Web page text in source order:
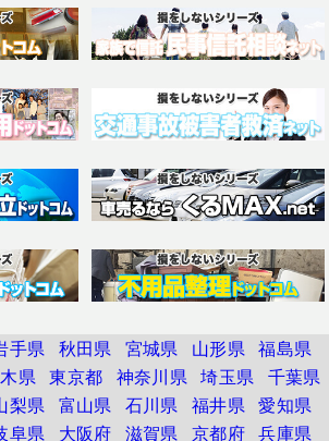
手県 秋田県 宮城県 山形県 福島県
県 東京都 神奈川県 埼玉県 千葉県
梨県 富山県 石川県 福井県 愛知県
阜県 大阪府 滋賀県 京都府 兵庫県